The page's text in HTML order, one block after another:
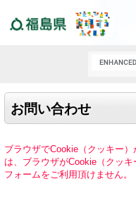
お問い合わせ
ブラウザでCookie（クッキー
は、ブラウザがCookie（クッ
フォームをご利用頂けません。